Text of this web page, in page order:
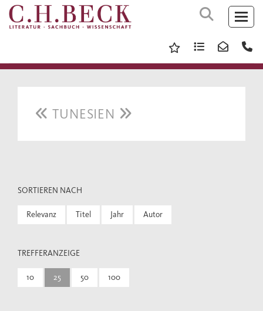
TUNESIEN
SORTIEREN NACH
Relevanz Titel Jahr Autor
TREFFERANZEIGE
10 25 50 100